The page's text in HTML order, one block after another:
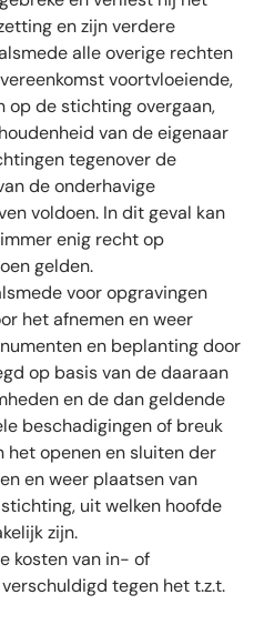
en zijn verdere
alle overige rechten
voortvloeiende,
op de stichting overgaan,
van de eigenaar
tegenover de
de onderhavige
voldoen. In dit geval kan
enig recht op
gelden.
voor opgravingen
het afnemen en weer
en beplanting door
op basis van de daaraan
en de dan geldende
beschadigingen of breuk
het openen en sluiten der
en weer plaatsen van
uit welken hoofde
zijn.
kosten van in- of
tegen het t.z.t.